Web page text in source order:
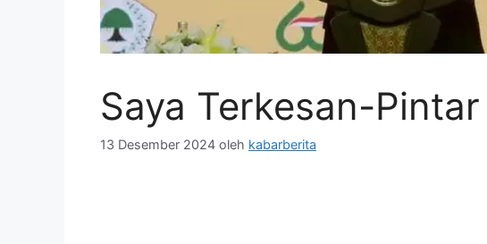
Saya Terkesan-
13 Desember 2024 oleh kabarberita